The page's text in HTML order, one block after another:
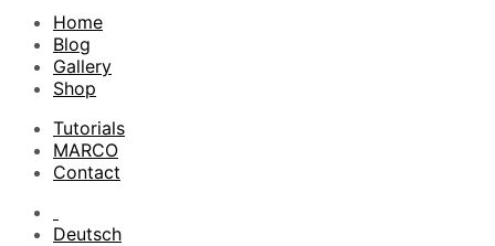
Home
Blog
Gallery
Shop
Tutorials
MARCO
Contact
Deutsch